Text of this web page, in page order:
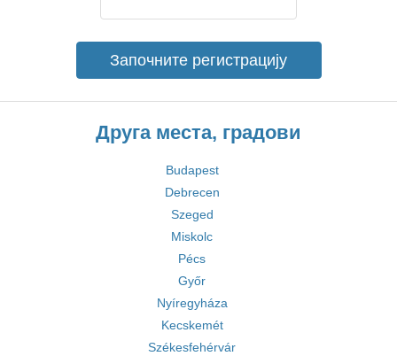
Започните регистрацију
Друга места, градови
Budapest
Debrecen
Szeged
Miskolc
Pécs
Győr
Nyíregyháza
Kecskemét
Székesfehérvár